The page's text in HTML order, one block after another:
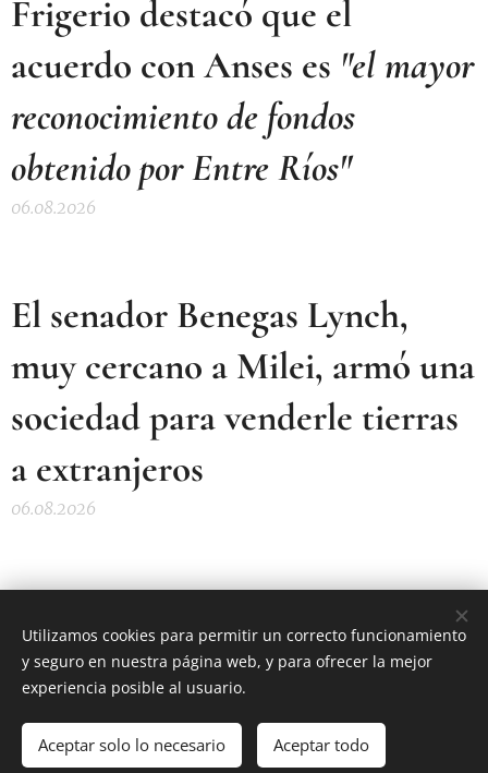
Frigerio destacó que el
acuerdo con Anses es "el mayor
reconocimiento de fondos
obtenido por Entre Ríos"
06.08.2026
El senador Benegas Lynch,
muy cercano a Milei, armó una
sociedad para venderle tierras
a extranjeros
06.08.2026
AS Digital News
El periódico digital que estabas esperando
Cookies
Utilizamos cookies para permitir un correcto funcionamiento
y seguro en nuestra página web, y para ofrecer la mejor
experiencia posible al usuario.
Aceptar solo lo necesario Aceptar todo